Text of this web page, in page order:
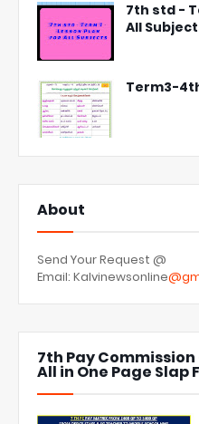
7th std -
All
Term3-
About
Send Your Request @
Email: Kalvinewsonline
7th Pay Commission
All in One Page